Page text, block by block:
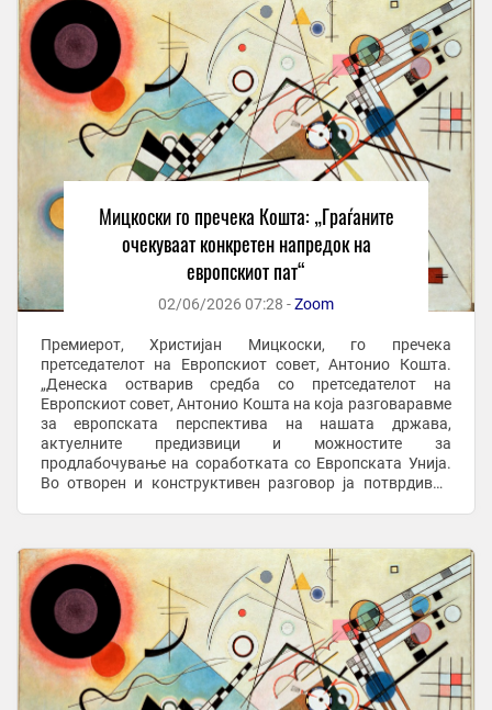
Мицкоски го пречека Кошта: „Граѓаните
очекуваат конкретен напредок на
европскиот пат“
02/06/2026 07:28 -Zoom
Премиерот, Христијан Мицкоски, го пречека
претседателот на Европскиот совет, Антонио Кошта.
„Денеска остварив средба со претседателот на
Европскиот совет, Антонио Кошта на која разговаравме
за европската перспектива на нашата држава,
актуелните предизвици и можностите за
продлабочување на соработката со Европската Унија.
Во отворен и конструктивен разговор ја потврдивме